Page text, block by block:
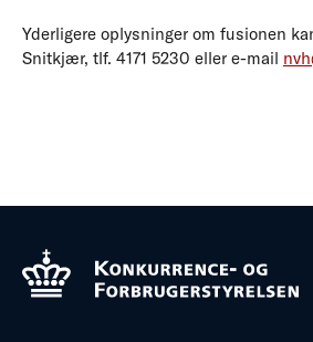
Yderligere oplysninger om fusionen
Snitkjær, tlf. 4171 5230 eller e-mail